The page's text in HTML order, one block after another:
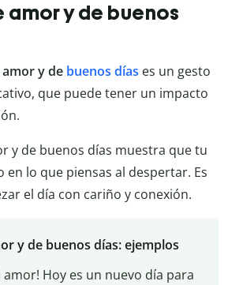
amor y de buenos
y de buenos días es un gesto
que puede tener un impacto
y de buenos días muestra que tu
en lo que piensas al despertar. Es
el día con cariño y conexión.
y de buenos días: ejemplos
amor! Hoy es un nuevo día para